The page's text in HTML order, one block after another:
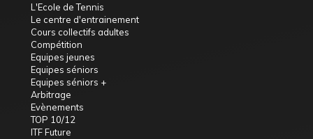
L'Ecole de Tennis
Le centre d'entrainement
Cours collectifs adultes
Compétition
Equipes jeunes
Equipes séniors
Equipes séniors +
Arbitrage
Evènements
TOP 10/12
ITF Future